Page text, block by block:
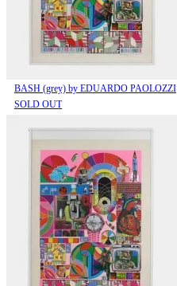
BASH (grey) by EDUARDO PAOLOZZI
SOLD OUT